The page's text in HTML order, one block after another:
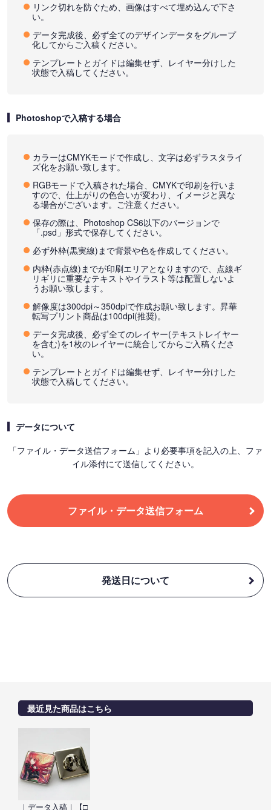
リンク切れを防ぐため、画像はすべて埋め込んで下さ
い。
データ完成後、必ず全てのデザインデータをグループ
化してからご入稿ください。
テンプレートとガイドは編集せず、レイヤー分けした
状態で入稿してください。
Photoshopで入稿する場合
カラーはCMYKモードで作成し、文字は必ずラスタライ
ズ化をお願い致します。
RGBモードで入稿された場合、CMYKで印刷を行いま
すので、仕上がりの色合いが変わり、イメージと異な
る場合がございます。ご注意ください。
保存の際は、Photoshop CS6以下のバージョンで
「.psd」形式で保存してください。
必ず外枠(黒実線)まで背景や色を作成してください。
内枠(赤点線)までが印刷エリアとなりますので、点線ギ
リギリに重要なテキストやイラスト等は配置しないよ
うお願い致します。
解像度は300dpi～350dpiで作成お願い致します。昇華
転写プリント商品は100dpi(推奨)。
データ完成後、必ず全てのレイヤー(テキストレイヤー
を含む)を1枚のレイヤーに統合してからご入稿くださ
い。
テンプレートとガイドは編集せず、レイヤー分けした
状態で入稿してください。
データについて
「ファイル・データ送信フォーム」より必要事項を記入の上、ファ
イル添付にて送信してください。
ファイル・データ送信フォーム
発送日について
最近見た商品はこちら
｜データ入稿｜【□